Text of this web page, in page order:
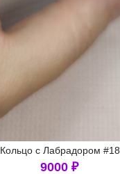
Кольцо с Лабрадором #18
9000 ₽